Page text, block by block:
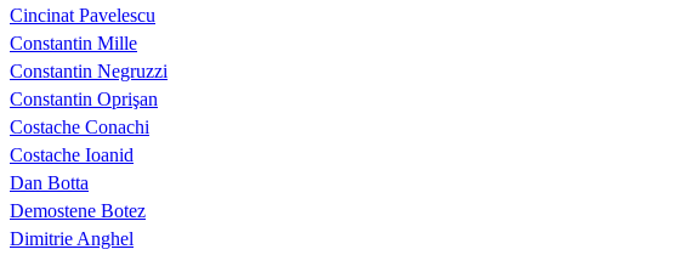
Cincinat Pavelescu
Constantin Mille
Constantin Negruzzi
Constantin Oprişan
Costache Conachi
Costache Ioanid
Dan Botta
Demostene Botez
Dimitrie Anghel